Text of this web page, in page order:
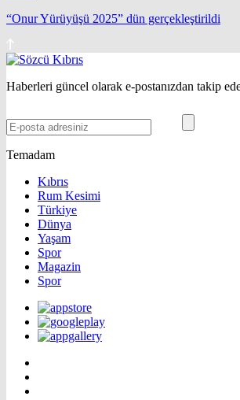
“Onur Yürüyüşü 2025” dün gerçekleştirildi
Haberleri güncel olarak e-postanızdan takip
Temadam
Kıbrıs
Rum Kesimi
Türkiye
Dünya
Yaşam
Spor
Magazin
Spor